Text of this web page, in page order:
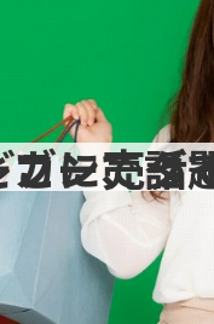
リー食材「しらたき」はど